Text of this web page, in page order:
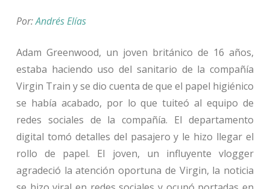
Por:Andrés Elías
Adam Greenwood, un joven británico de 16 años,
estaba haciendo uso del sanitario de la compañía
Virgin Train y se dio cuenta de que el papel higiénico
se había acabado, por lo que tuiteó al equipo de
redes sociales de la compañía. El departamento
digital tomó detalles del pasajero y le hizo llegar el
rollo de papel. El joven, un influyente vlogger
agradeció la atención oportuna de Virgin, la noticia